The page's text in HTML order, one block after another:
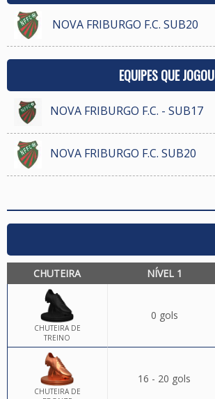
NOVA FRIBURGO F.C. SUB20
EQUIPES QUE JOGOU
NOVA FRIBURGO F.C. - SUB17
NOVA FRIBURGO F.C. SUB20
CHUTEIRA NÍVEL 1
CHUTEIRA DE
TREINO
0 gols
CHUTEIRA DE
16 - 20 gols